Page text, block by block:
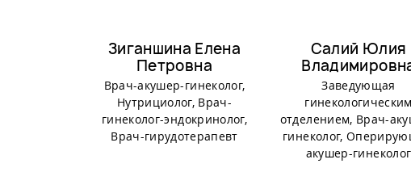
Зиганшина Елена
Петровна
Врач-акушер-гинеколог,
Нутрициолог, Врач-
гинеколог-эндокринолог,
Врач-гирудотерапевт
Салий Юлия
Заведующая
гинекологическим
отделением, Врач-
гинеколог,
акушер-гинеколог